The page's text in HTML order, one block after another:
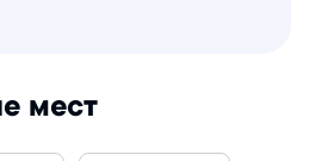
мест